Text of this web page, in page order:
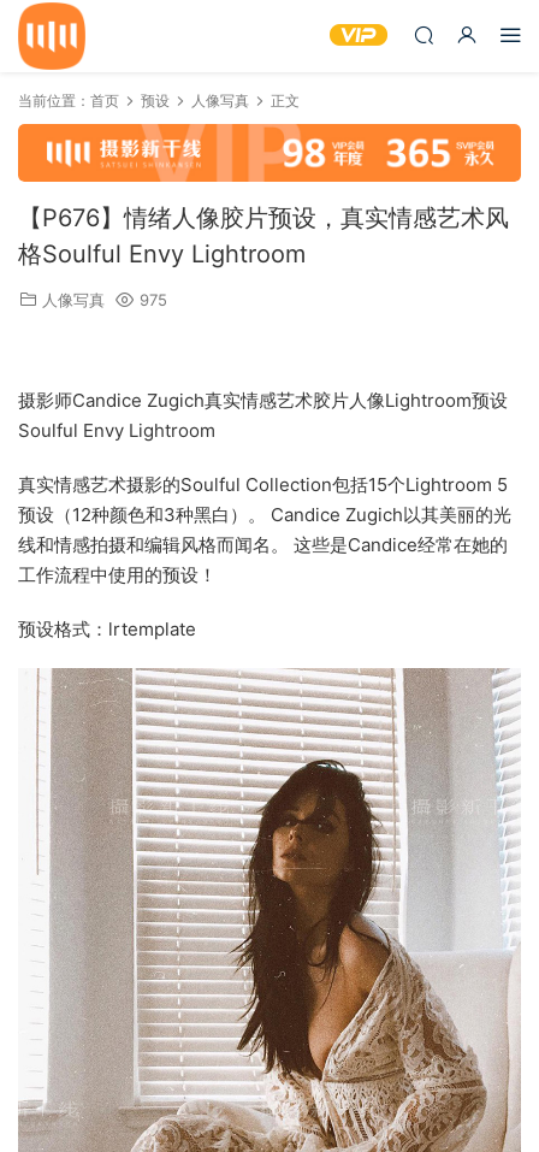
当前位置： 首页 预设 人像写真 正文
【P676】情绪人像胶片预设，真实情感艺术风
格Soulful Envy Lightroom
人像写真 975
摄影师Candice Zugich真实情感艺术胶片人像Lightroom预设
Soulful Envy Lightroom
真实情感艺术摄影的Soulful Collection包括15个Lightroom 5
预设（12种颜色和3种黑白）。 Candice Zugich以其美丽的光
线和情感拍摄和编辑风格而闻名。 这些是Candice经常在她的
工作流程中使用的预设！
预设格式：lrtemplate